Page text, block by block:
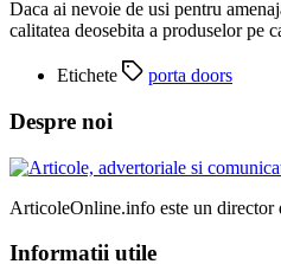
Daca ai nevoie de usi pentru
calitatea deosebita a produselor
Etichete porta doors
Despre noi
ArticoleOnline.info este un director
Informatii utile